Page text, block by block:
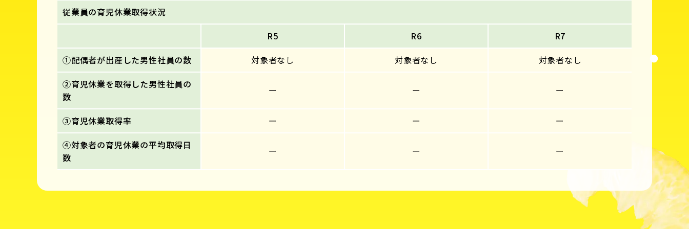
従業員の育児休業取得状況
R5
R6
R7
①配偶者が出産した男性社員の数
対象者なし 対象者なし
対象者なし
②育児休業を取得した男性社員の
数
ー ー ー
③育児休業取得率 ー ー
ー
④対象者の育児休業の平均取得日
数
ー ー ー